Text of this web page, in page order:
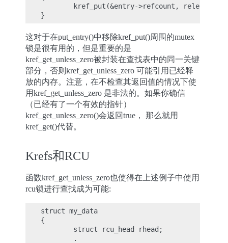
kref_put(&entry->refcount,
这对于在put_entry()中移除kref_put()周围的mutex
锁是很有用的，但是重要的是
kref_get_unless_zero被封装在查找表中的同一关键
部分，否则kref_get_unless_zero 可能引用已经释
放的内存。注意，在不检查其返回值的情况下使
用kref_get_unless_zero 是非法的。如果你确信
（已经有了一个有效的指针）
kref_get_unless_zero()会返回true， 那么就用
kref_get()代替。
Krefs和RCU
函数kref_get_unless_zero也使得在上述例子中使用
rcu锁进行查找成为可能:
struct my_data
{
        struct rcu_head rhead;
        .